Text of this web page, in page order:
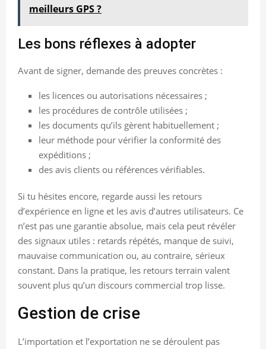
meilleurs GPS ?
Les bons réflexes à adopter
Avant de signer, demande des preuves concrètes :
les licences ou autorisations nécessaires ;
les procédures de contrôle utilisées ;
les documents qu’ils gèrent habituellement ;
leur méthode pour vérifier la conformité des
expéditions ;
des avis clients ou références vérifiables.
Si tu hésites encore, regarde aussi les retours
d’expérience en ligne et les avis d’autres utilisateurs. Ce
n’est pas une garantie absolue, mais cela peut révéler
des signaux utiles : retards répétés, manque de suivi,
mauvaise communication ou, au contraire, sérieux
constant. Dans la pratique, les retours terrain valent
souvent plus qu’un discours commercial trop lisse.
Gestion de crise
L’importation et l’exportation ne se déroulent pas